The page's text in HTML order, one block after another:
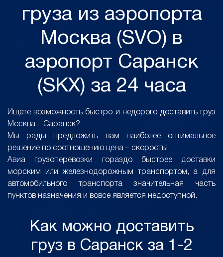
груза из аэропорта
Москва (SVO) в
аэропорт Саранск
(SKX) за 24 часа
Ищете возможность быстро и недорого доставить груз
Москва – Саранск?
Мы рады предложить вам наиболее оптимальное
решение по соотношению цена – скорость!
Авиа грузоперевозки гораздо быстрее доставки
морским или железнодорожным транспортом, а для
автомобильного транспорта значительная часть
пунктов назначения и вовсе является недоступной.
Как можно доставить
груз в Саранск за 1-2